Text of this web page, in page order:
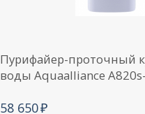
Пурифайер-проточный
воды Aquaalliance
58 650